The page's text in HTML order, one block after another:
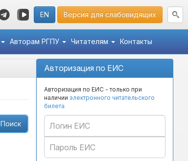
EN Версия для слабовидящих
Авторам РГПУ Читателям Контакты
Авторизация по ЕИС
Авторизация по ЕИС - только при
наличии электронного читательского
билета
Поиск